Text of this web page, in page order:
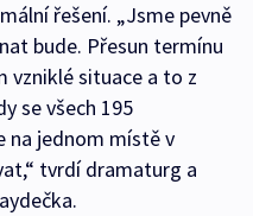
řešení. „Jsme pevně
bude. Přesun termínu
vzniklé situace a to z
se všech 195
na jednom místě v
tvrdí dramaturg a